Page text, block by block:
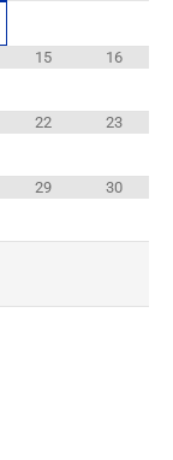
15 16
22 23
29 30